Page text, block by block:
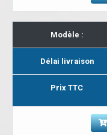
Modèle :
Délai livraison
Prix TTC